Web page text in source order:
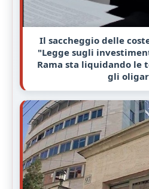
Il saccheggio delle
"Legge sugli
Rama sta liquidando le
gli